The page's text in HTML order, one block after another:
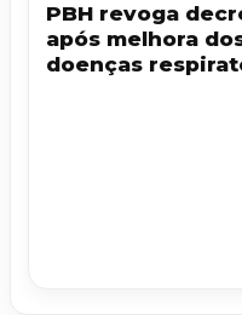
PBH revoga
após melhora
doenças